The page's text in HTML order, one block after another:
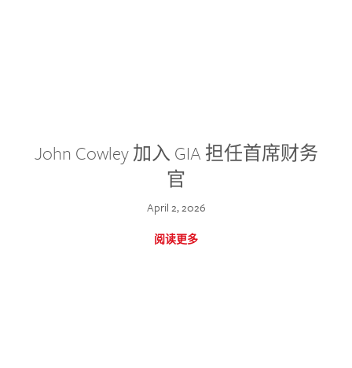
John Cowley 加入 GIA 担任首席财务
官
April 2, 2026
阅读更多